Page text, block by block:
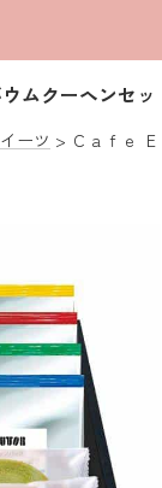
ムクーヘンセッ
ーツ Ｃａｆｅ